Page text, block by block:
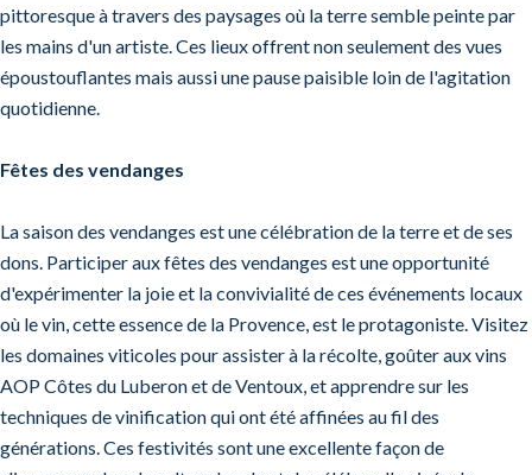
pittoresque à travers des paysages où la terre semble peinte par
les mains d'un artiste. Ces lieux offrent non seulement des vues
époustouflantes mais aussi une pause paisible loin de l'agitation
quotidienne.
Fêtes des vendanges
La saison des vendanges est une célébration de la terre et de ses
dons. Participer aux fêtes des vendanges est une opportunité
d'expérimenter la joie et la convivialité de ces événements locaux
où le vin, cette essence de la Provence, est le protagoniste. Visitez
les domaines viticoles pour assister à la récolte, goûter aux vins
AOP Côtes du Luberon et de Ventoux, et apprendre sur les
techniques de vinification qui ont été affinées au fil des
générations. Ces festivités sont une excellente façon de